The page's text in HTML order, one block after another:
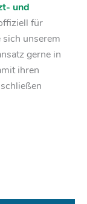
und
für
unserem
gerne in
ihren